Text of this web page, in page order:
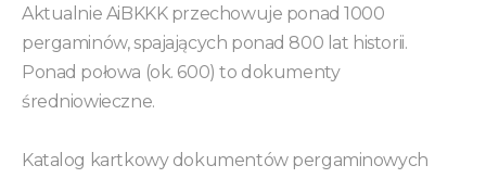
Aktualnie AiBKKK przechowuje ponad 1000
pergaminów, spajających ponad 800 lat historii.
Ponad połowa (ok. 600) to dokumenty
średniowieczne.
Katalog kartkowy dokumentów pergaminowych